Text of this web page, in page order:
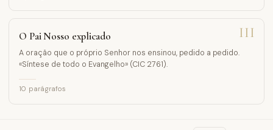
III
O Pai Nosso explicado
A oração que o próprio Senhor nos ensinou, pedido a pedido.
«Síntese de todo o Evangelho» (CIC 2761).
10 parágrafos